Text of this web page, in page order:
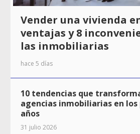
Vender una vivienda
ventajas y 8
las inmobiliarias
hace 5 días
10 tendencias que
agencias inmobiliarias en
años
31 julio 2026